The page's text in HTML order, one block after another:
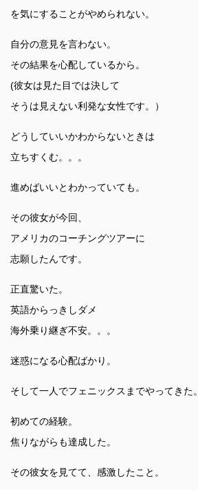
を気にすることがやめられない。
自分の意見を言わない。
その結果を心配しているから。
(彼女は見た目では決して
そうは見えない利発な女性です。）
どうしていいかわからないときは
立ちすくむ。。。
進めばいいとわかっていても。
その彼女が今回、
アメリカのコーチングツアーに
志願したんです。
正直驚いた。
英語からっきしダメ
海外乗り継ぎ不安。。。
迷惑になる心配ばかり。
そして一人でフェニックスまでやってきた。
初めての経験。
焦りながらも達成した。
その彼女を見てて、感激したこと。